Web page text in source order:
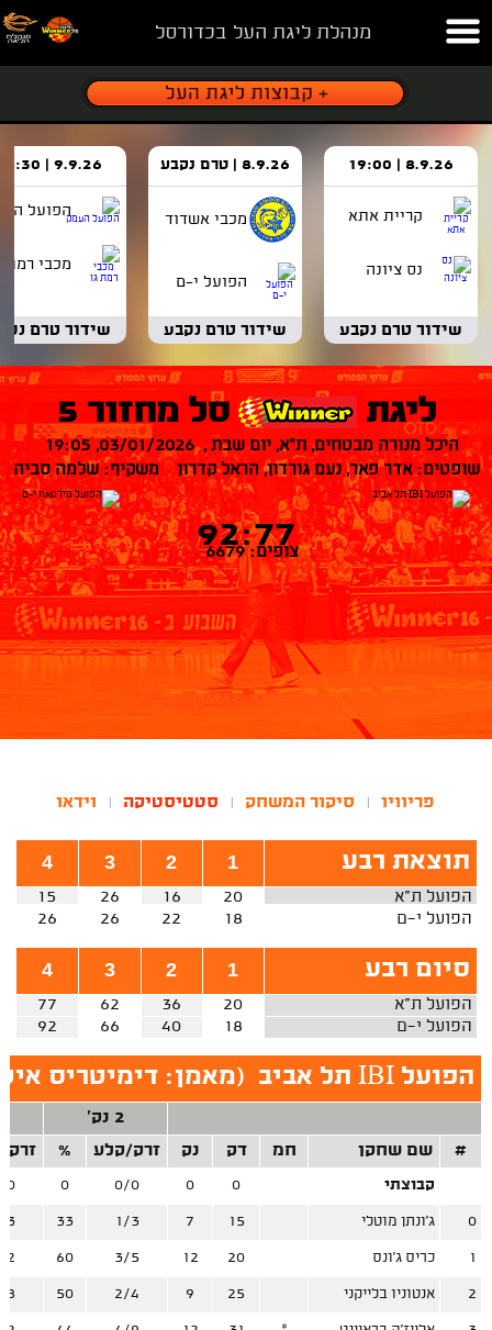
מנהלת ליגת העל בכדורסל
8.9.26 | 19:00
קריית אתא
נס ציונה
שידור טרם נקבע
8.9.26 | טרם נקבע
מכבי אשדוד
הפועל י-ם
שידור טרם נקבע
9.9.26 | 18:30
הפועל
מכבי רמת
שידור טרם
ליגת סל מחזור 5
היכל מנורה מבטחים, ת"א, יום שבת , 03/01/2026, 19:05
שופטים: אדר פאר, נעם גורדון, הראל קדרון משקיף: שלמה סביה
92:77
צופים: 6679
פריוויו סיקור המשחק סטטיסטיקה וידאו
תוצאת רבע 1
2
3
4
הפועל ת"א 20
16
26
15
הפועל י-ם
18
22
26
26
סיום רבע 1
2
3
4
הפועל ת"א 20
36
62
77
הפועל י-ם
18
40
66
92
הפועל IBI תל אביב (מאמן: דימיטריס
2 נק'
#
שם שחקן חמ דק נק זרק/קלע %
קבוצתי 0
0
0/0
0
0
0 ג'ונתן מוטלי 15
7
1/3
33
3
1 כריס ג'ונס 20
12
3/5
60
2
2 אנטוניו בלייקני 25
9
2/4
50
8